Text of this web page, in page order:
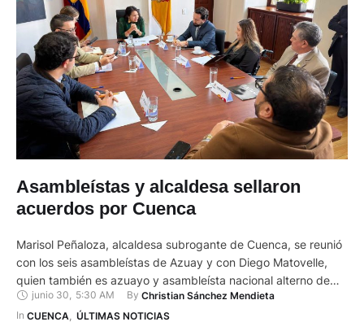
Asambleístas y alcaldesa sellaron
acuerdos por Cuenca
Marisol Peñaloza, alcaldesa subrogante de Cuenca, se reunió
con los seis asambleístas de Azuay y con Diego Matovelle,
quien también es azuayo y asambleísta nacional alterno de
Anabella Azín. El encuentro se desarrolló con el propósito de
establecer una hoja de ruta entre el Municipio de Cuenca y la
junio 30, 5:30 AM By Christian Sánchez Mendieta
In CUENCA ÚLTIMAS NOTICIAS